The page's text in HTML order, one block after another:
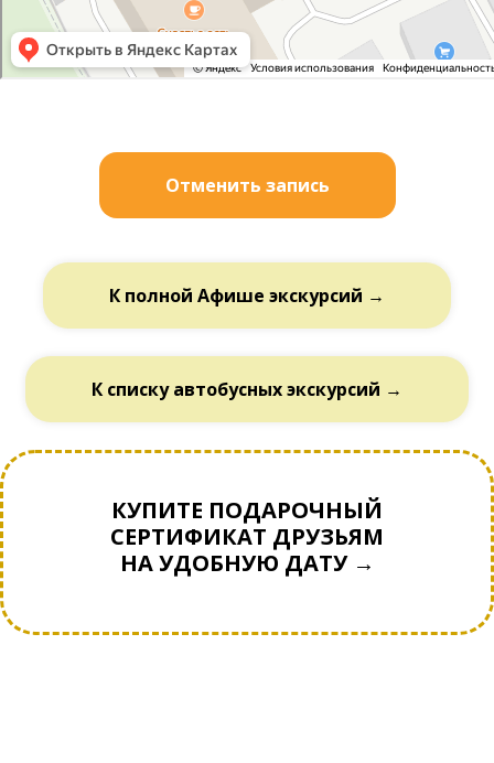
Отменить запись
К полной Афише экскурсий →
К списку автобусных экскурсий →
КУПИТЕ ПОДАРОЧНЫЙ
СЕРТИФИКАТ ДРУЗЬЯМ
НА УДОБНУЮ ДАТУ →